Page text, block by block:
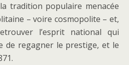
tradition populaire menacée
– voire cosmopolite – et,
l’esprit national qui
de regagner le prestige, et le